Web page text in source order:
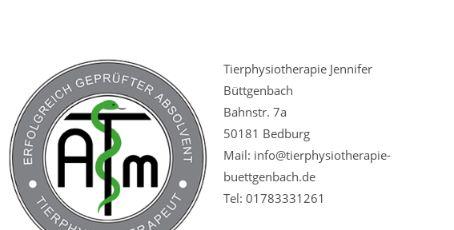
Tierphysiotherapie Jennifer
Büttgenbach
Bahnstr. 7a
50181 Bedburg
Mail: info@tierphysiotherapie-
buettgenbach.de
Tel: 01783331261